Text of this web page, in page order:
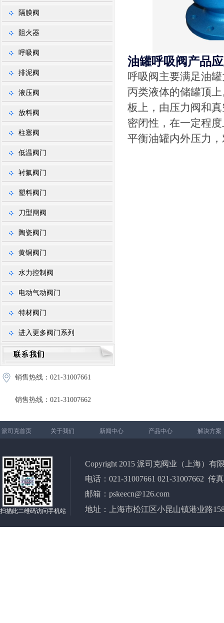
隔膜阀
阻火器
呼吸阀
排泥阀
液压阀
放料阀
柱塞阀
低温阀门
衬氟阀门
塑料阀门
刀型闸阀
陶瓷阀门
黄铜阀门
水力控制阀
电动气动阀门
特材阀门
进入更多阀门系列
销售热线：021-31007661
销售热线：021-31007662
油罐呼吸阀产品
呼吸阀主要满足油
丙类液体的储罐顶
板上，由压力阀和
密闭性，在一定程
平衡油罐内外压力
派司克首页 关于我们 新闻中心 产品中心 解决方案
Copyright 2015 派司克阀业（上海）有
电话：021-31007661 021-31007662 传
邮箱：pskeecn@126.com
地址：上海市松江区小昆山镇港业路
扫描此二维码访问手机站